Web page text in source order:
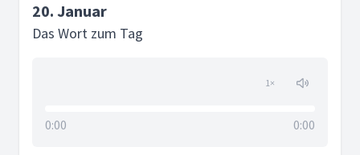
20. Januar
Das Wort zum Tag
1×
0:00 0:00